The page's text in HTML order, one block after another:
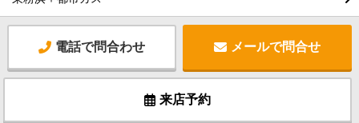
電話で問合わせ メールで問合せ
来店予約